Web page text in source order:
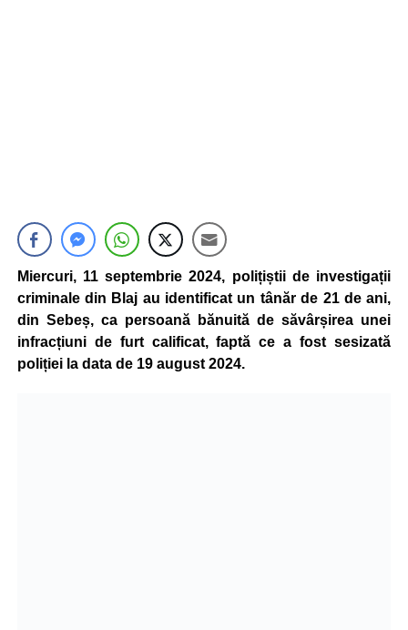
Miercuri, 11 septembrie 2024, polițiștii de investigații
criminale din Blaj au identificat un tânăr de 21 de ani,
din Sebeș, ca persoană bănuită de săvârșirea unei
infracțiuni de furt calificat, faptă ce a fost sesizată
poliției la data de 19 august 2024.